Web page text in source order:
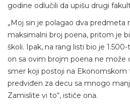
godine odlučili da upišu drugi
„Moj sin je polagao dva predmeta
maksimalni broj poena, pritom je
školi. Ipak, na rang listi bio je
on sa ovim brojm poena ne može
smer koji postoji na Ekonomskom
predviđen za decu sa mnogo
Zamislite vi to“, ističe ona.